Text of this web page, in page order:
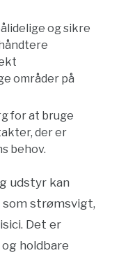
og sikre
områder på
for at bruge
der er
behov.
udstyr kan
som strømsvigt,
Det er
holdbare